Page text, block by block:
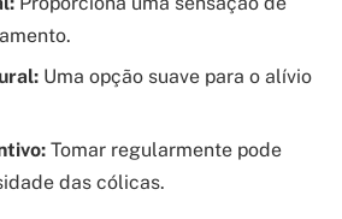
Uma opção suave para o alívio
Tomar regularmente pode
das cólicas.